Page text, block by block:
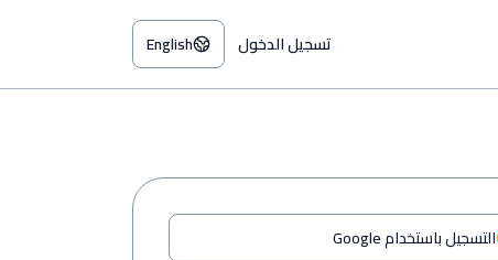
تسجيل الدخول English
التسجيل باستخدام Google